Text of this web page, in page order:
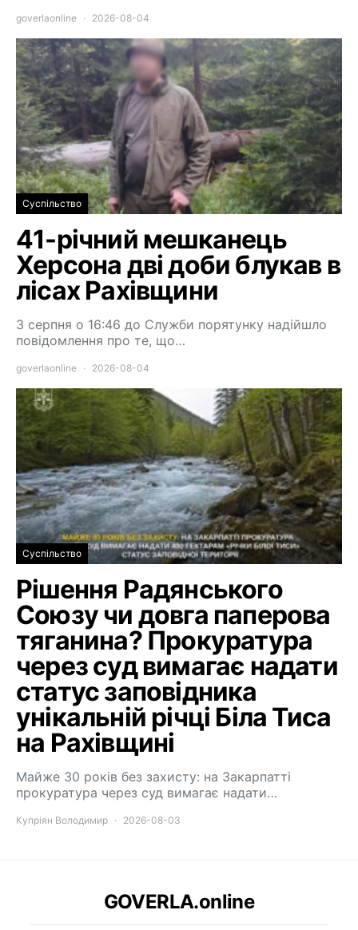
goverlaonline 2026-08-04
Суспільство
41-річний мешканець
Херсона дві доби блукав в
лісах Рахівщини
3 серпня о 16:46 до Служби порятунку надійшло
повідомлення про те, що…
goverlaonline 2026-08-04
Суспільство
Рішення Радянського
Союзу чи довга паперова
тяганина? Прокуратура
через суд вимагає надати
статус заповідника
унікальній річці Біла Тиса
на Рахівщині
Майже 30 років без захисту: на Закарпатті
прокуратура через суд вимагає надати…
Купріян Володимир 2026-08-03
GOVERLA.online